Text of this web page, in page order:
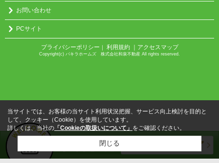
お問い合わせ
PCサイト
プライバシーポリシー ｜ 利用規約 ｜アクセスマップ
Copyright(c) パキラホームズ 株式会社和泉不動産 All rights reserved.
当サイトでは、お客様の当サイト利用状況把握、サービス向上検討を目的と
して、クッキー（Cookie）を使用しています。
詳しくは、当社の 「Cookieの取扱いについて」 をご確認ください。
閉じる